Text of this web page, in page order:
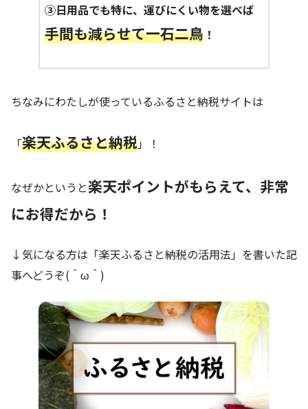
③日用品でも特に、運びにくい物を選べば
手間も減らせて一石二鳥 ！
ちなみにわたしが使っているふるさと納税サイトは
「楽天ふるさと納税」！
なぜかというと楽天ポイントがもらえて、非常
にお得だから！
↓気になる方は「楽天ふるさと納税の活用法」を書いた記
事へどうぞ(＾ω＾)